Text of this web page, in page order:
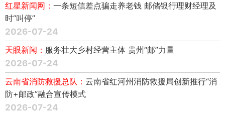
红星新闻网： 一条短信差点骗走养老钱 邮储银行理财经理及
时“叫停”
2026-07-24
天眼新闻： 服务壮大乡村经营主体 贵州“邮”力量
2026-07-24
云南省消防救援总队： 云南省红河州消防救援局创新推行“消
防+邮政”融合宣传模式
2026-07-24